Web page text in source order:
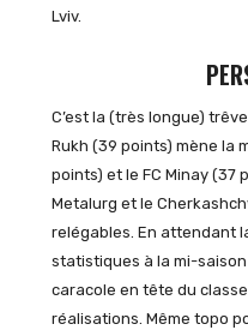
Lviv.
C’est la (très longue)
Rukh (39 points) mène la
points) et le FC Minay (37
Metalurg et le
relégables. En attendant
statistiques à la mi-saison
caracole en tête du
réalisations. Même topo